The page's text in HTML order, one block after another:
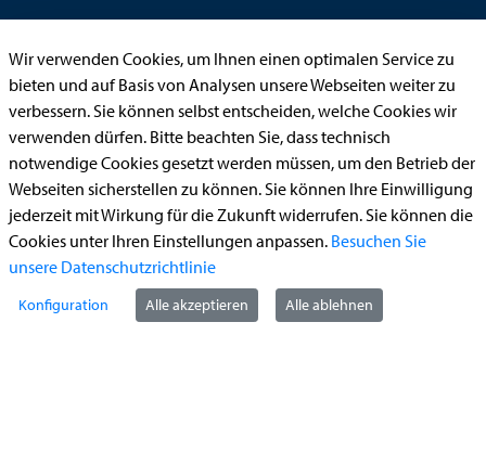
Anhörung online
Aufenthaltserlaubnis
Bauantrag
Begleitetes Fahren ab 17 (Erstantrag)
Führerschein (Umtausch)
Reiterplakette (Verlängerungsantrag online)
Ummeldung zugelassenes Fahrzeug
Wir verwenden Cookies, um Ihnen einen optimalen Service zu
bieten und auf Basis von Analysen unsere Webseiten weiter zu
verbessern. Sie können selbst entscheiden, welche Cookies wir
verwenden dürfen. Bitte beachten Sie, dass technisch
notwendige Cookies gesetzt werden müssen, um den Betrieb der
Webseiten sicherstellen zu können. Sie können Ihre Einwilligung
jederzeit mit Wirkung für die Zukunft widerrufen. Sie können die
Cookies unter Ihren Einstellungen anpassen. Besuchen Sie
unsere Datenschutzrichtlinie
Konfiguration Alle akzeptieren Alle ablehnen